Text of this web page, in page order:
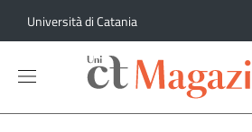
Università di Catania